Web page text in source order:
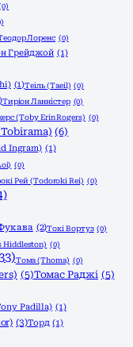
Лоренс (0)
Грейджой (1)
(1)Теіль (Taeil) (0)
Тиріон Ланністер (0)
(Toby Erin Rogers) (0)
(6)
Ingram) (1)
(0)
Рей (Todoroki Rei) (0)
(2)Токі Вортуз (0)
Hiddleston) (0)
Тома (Thoma) (0)
(5)Томас Раджі (5)
Padilla) (1)
(3)Торд (1)